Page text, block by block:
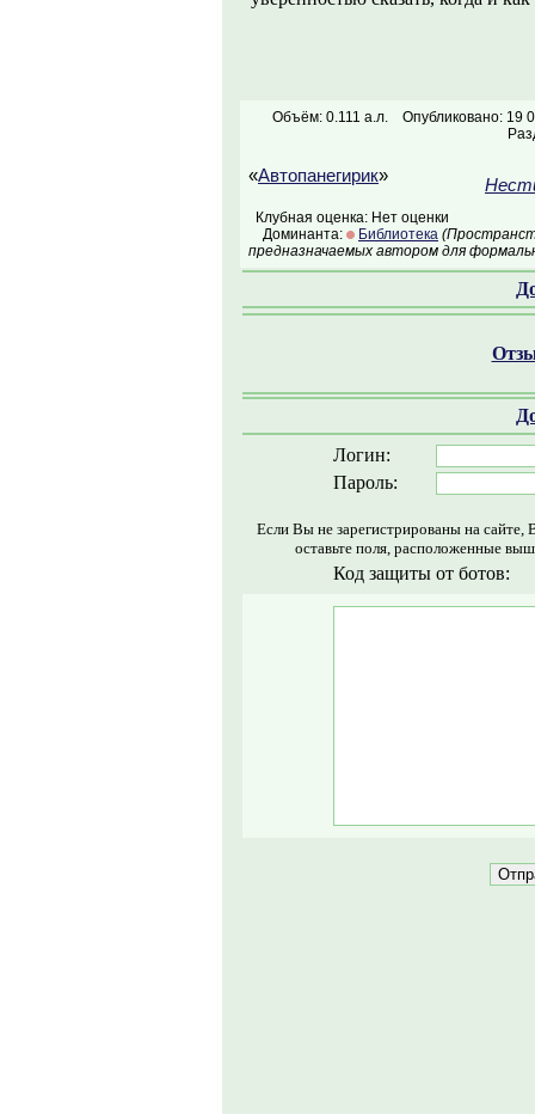
Объём: 0.111 а.л.
Опубликовано: 19
«Автопанегирик»
Клубная оценка: Нет оценки
Доминанта:
Библиотека
предназначаемых автором для
Логин:
Пароль:
Если Вы не зарегистрированы на
оставьте поля, расположенные
Код защиты от ботов: